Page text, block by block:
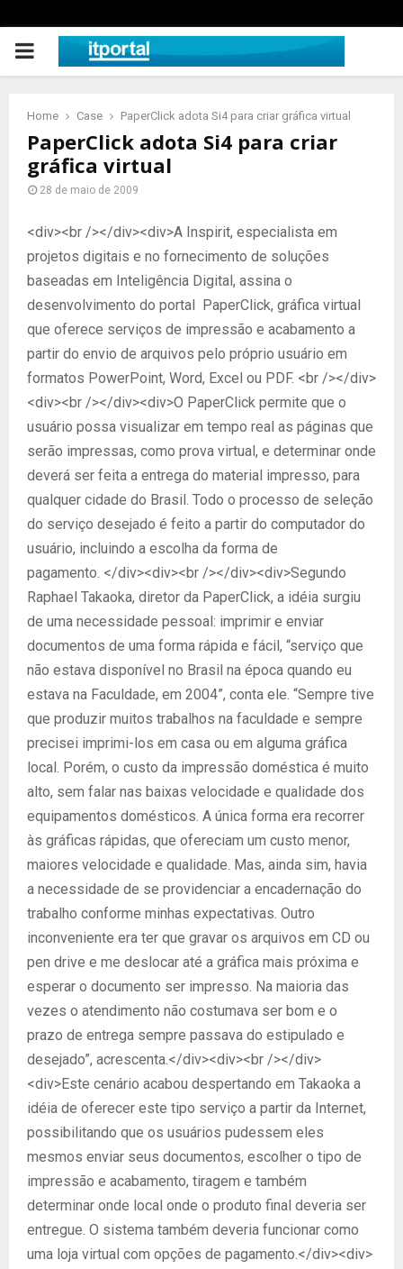
PRIMARY
Home Case PaperClick adota Si4 para criar gráfica virtual
PaperClick adota Si4 para criar
gráfica virtual
28 de maio de 2009
<div><br /></div><div>A Inspirit, especialista em
projetos digitais e no fornecimento de soluções
baseadas em Inteligência Digital, assina o
desenvolvimento do portal PaperClick, gráfica virtual
que oferece serviços de impressão e acabamento a
partir do envio de arquivos pelo próprio usuário em
formatos PowerPoint, Word, Excel ou PDF. <br /></div>
<div><br /></div><div>O PaperClick permite que o
usuário possa visualizar em tempo real as páginas que
serão impressas, como prova virtual, e determinar onde
deverá ser feita a entrega do material impresso, para
qualquer cidade do Brasil. Todo o processo de seleção
do serviço desejado é feito a partir do computador do
usuário, incluindo a escolha da forma de
pagamento. </div><div><br /></div><div>Segundo
Raphael Takaoka, diretor da PaperClick, a idéia surgiu
de uma necessidade pessoal: imprimir e enviar
documentos de uma forma rápida e fácil, “serviço que
não estava disponível no Brasil na época quando eu
estava na Faculdade, em 2004”, conta ele. “Sempre tive
que produzir muitos trabalhos na faculdade e sempre
precisei imprimi-los em casa ou em alguma gráfica
local. Porém, o custo da impressão doméstica é muito
alto, sem falar nas baixas velocidade e qualidade dos
equipamentos domésticos. A única forma era recorrer
às gráficas rápidas, que ofereciam um custo menor,
maiores velocidade e qualidade. Mas, ainda sim, havia
a necessidade de se providenciar a encadernação do
trabalho conforme minhas expectativas. Outro
inconveniente era ter que gravar os arquivos em CD ou
pen drive e me deslocar até a gráfica mais próxima e
esperar o documento ser impresso. Na maioria das
vezes o atendimento não costumava ser bom e o
prazo de entrega sempre passava do estipulado e
desejado”, acrescenta.</div><div><br /></div>
<div>Este cenário acabou despertando em Takaoka a
idéia de oferecer este tipo serviço a partir da Internet,
possibilitando que os usuários pudessem eles
mesmos enviar seus documentos, escolher o tipo de
impressão e acabamento, tiragem e também
determinar onde local onde o produto final deveria ser
entregue. O sistema também deveria funcionar como
uma loja virtual com opções de pagamento.</div><div>